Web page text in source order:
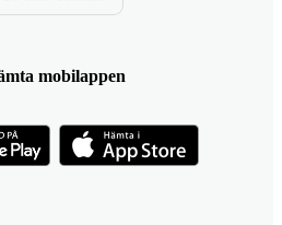
mobilappen